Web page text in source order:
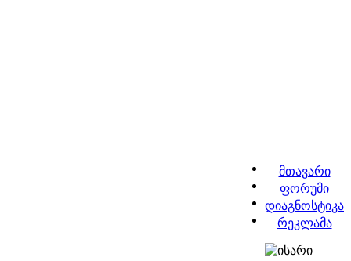
მთავარი
ფორუმი
დიაგნოსტიკა
რეკლამა